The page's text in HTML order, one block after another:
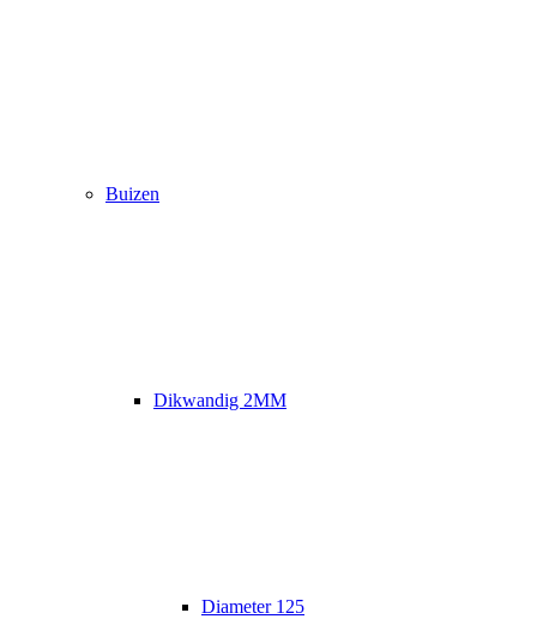
Buizen
Dikwandig 2MM
Diameter 125